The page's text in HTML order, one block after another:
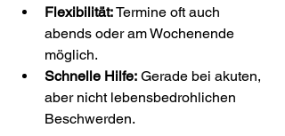
Flexibilität: Termine oft auch
abends oder am Wochenende
möglich.
Schnelle Hilfe: Gerade bei akuten,
aber nicht lebensbedrohlichen
Beschwerden.